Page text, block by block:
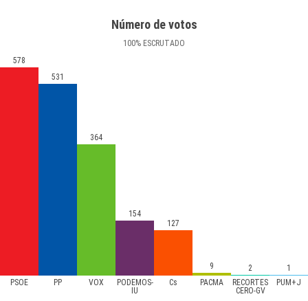
Número de votos
100% ESCRUTADO
PSOE PP VOX
PODEMOS-
IU
Cs PACMA
RECORTES
CERO-GV
PUM+J
578
531
364
154
127
9 2 1